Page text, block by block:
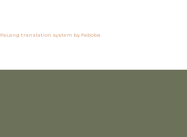
FaLang translation system by Faboba